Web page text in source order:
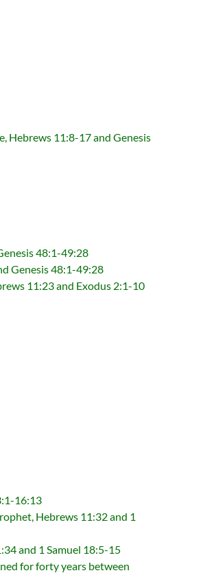
Hebrews 11:8-17 and Genesis
48:1-49:28
Genesis 48:1-49:28
11:23 and Exodus 2:1-10
16:13
Hebrews 11:32 and 1
and 1 Samuel 18:5-15
for forty years between